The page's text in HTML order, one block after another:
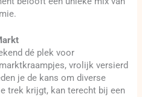
dé plek voor
vrolijk versierd
je de kans om diverse
trek krijgt, kan terecht bij een